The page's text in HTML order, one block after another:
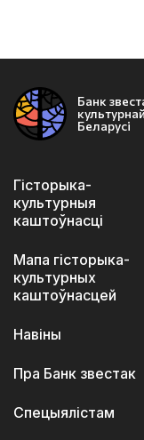
Банк
Беларусі
Гісторыка-
культурныя
каштоўнасці
Мапа гісторыка-
культурных
каштоўнасцей
Навіны
Пра Банк звестак
Спецыялістам